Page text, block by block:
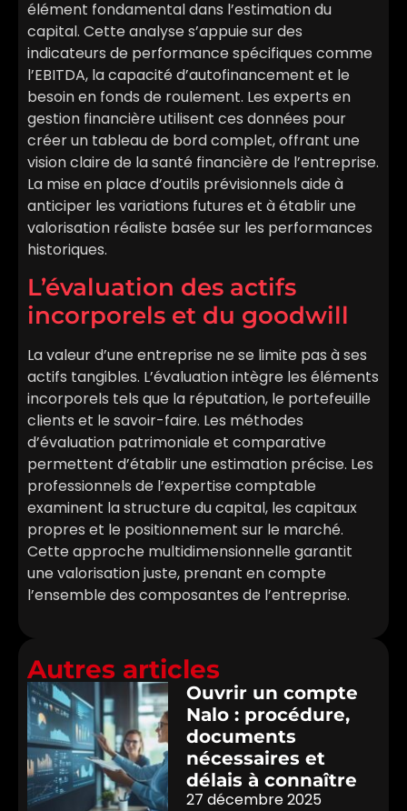
élément fondamental dans l’estimation du
capital. Cette analyse s’appuie sur des
indicateurs de performance spécifiques comme
l’EBITDA, la capacité d’autofinancement et le
besoin en fonds de roulement. Les experts en
gestion financière utilisent ces données pour
créer un tableau de bord complet, offrant une
vision claire de la santé financière de l’entreprise.
La mise en place d’outils prévisionnels aide à
anticiper les variations futures et à établir une
valorisation réaliste basée sur les performances
historiques.
L’évaluation des actifs
incorporels et du goodwill
La valeur d’une entreprise ne se limite pas à ses
actifs tangibles. L’évaluation intègre les éléments
incorporels tels que la réputation, le portefeuille
clients et le savoir-faire. Les méthodes
d’évaluation patrimoniale et comparative
permettent d’établir une estimation précise. Les
professionnels de l’expertise comptable
examinent la structure du capital, les capitaux
propres et le positionnement sur le marché.
Cette approche multidimensionnelle garantit
une valorisation juste, prenant en compte
l’ensemble des composantes de l’entreprise.
Autres articles
Ouvrir un compte
Nalo : procédure,
documents
nécessaires et
délais à connaître
27 décembre 2025